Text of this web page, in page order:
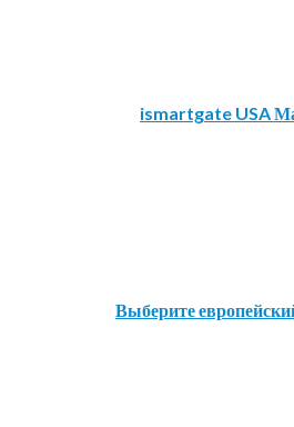
ismartgate USA